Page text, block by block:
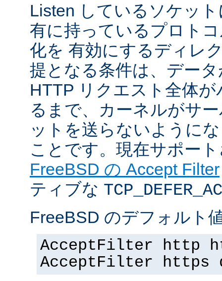
Listen しているソケッ
有に持っているプロト
化を 有効にするディレ
提となる条件は、デー
HTTP リクエスト全体
るまで、カーネルがサ
ットを送らないように
ことです。現在サポー
FreeBSD の Accept Filter
ティブな
FreeBSD のデフォルト
AcceptFilter http
AcceptFilter https